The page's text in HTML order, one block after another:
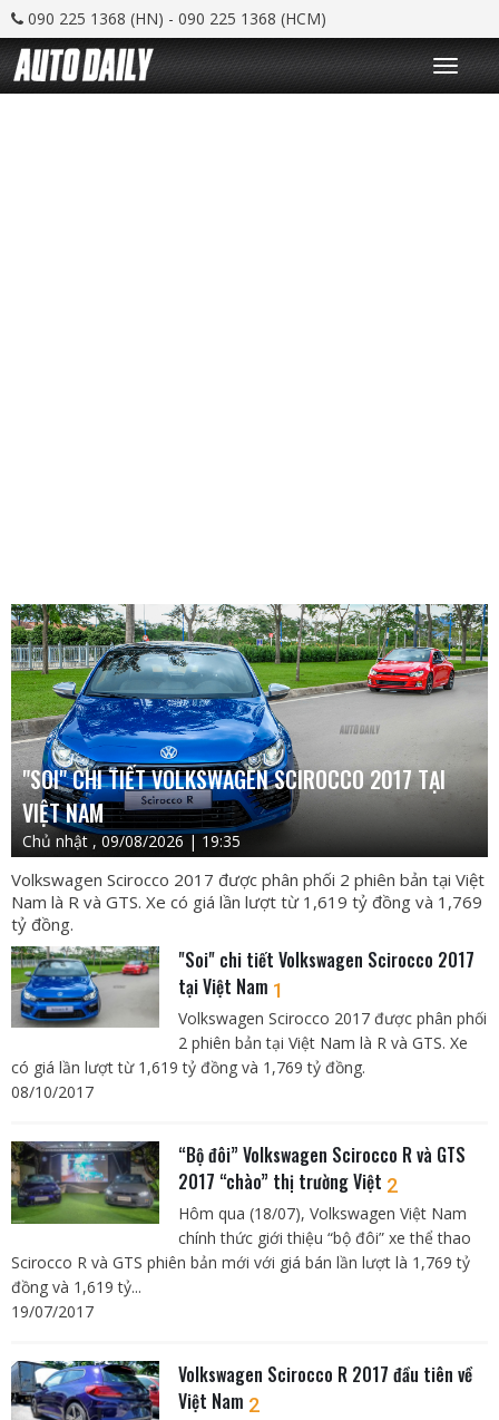
090 225 1368 (HN) - 090 225 1368 (HCM)
T
o
g
"SOI" CHI TIẾT VOLKSWAGEN SCIROCCO 2017 TẠI
VIỆT NAM
Chủ nhật , 09/08/2026 | 19:35
Volkswagen Scirocco 2017 được phân phối 2 phiên bản tại Việt
Nam là R và GTS. Xe có giá lần lượt từ 1,619 tỷ đồng và 1,769
tỷ đồng.
"Soi" chi tiết Volkswagen Scirocco 2017
tại Việt Nam 1
Volkswagen Scirocco 2017 được phân phối
2 phiên bản tại Việt Nam là R và GTS. Xe
có giá lần lượt từ 1,619 tỷ đồng và 1,769 tỷ đồng.
08/10/2017
“Bộ đôi” Volkswagen Scirocco R và GTS
2017 “chào” thị trường Việt 2
Hôm qua (18/07), Volkswagen Việt Nam
chính thức giới thiệu “bộ đôi” xe thể thao
Scirocco R và GTS phiên bản mới với giá bán lần lượt là 1,769 tỷ
đồng và 1,619 tỷ...
19/07/2017
Volkswagen Scirocco R 2017 đầu tiên về
Việt Nam 2